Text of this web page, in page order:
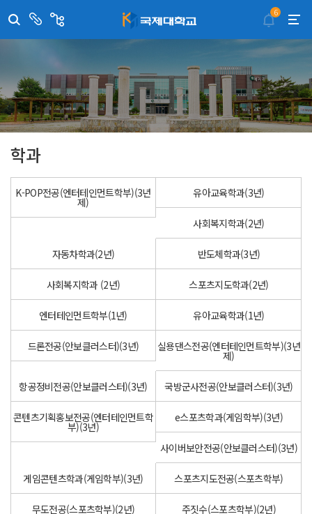
센
국제대학교 입학안내
학술정보원
학생생활관
국제교류센터
산학협력단
평생교육원
교수학습지원센터
무선인터넷이용안내
포탈사이트
증명발급사이트
국제무인항공
6
학과
K-POP전공(엔터테인먼트학부)(3년
제)
유아교육학과(3년)
사회복지학과(2년)
자동차학과(2년) 반도체학과(3년)
사회복지학과 (2년) 스포츠지도학과(2년)
엔터테인먼트학부(1년) 유아교육학과(1년)
드론전공(안보클러스터)(3년) 실용댄스전공(엔터테인먼트학부)(3년
제)
항공정비전공(안보클러스터)(3년) 국방군사전공(안보클러스터)(3년)
콘텐츠기획홍보전공(엔터테인먼트학
부)(3년)
e스포츠학과(게임학부)(3년)
사이버보안전공(안보클러스터)(3년)
게임콘텐츠학과(게임학부)(3년) 스포츠지도전공(스포츠학부)
무도전공(스포츠학부)(2년) 주짓수(스포츠학부)(2년)